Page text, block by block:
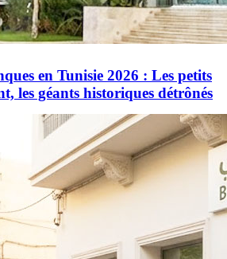
en Tunisie 2026 : Les petits
les géants historiques détrônés